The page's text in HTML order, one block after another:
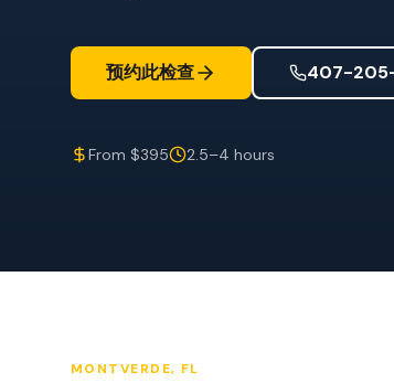
预约此检查 407-
From $395 2.5–4 hours
MONTVERDE, FL